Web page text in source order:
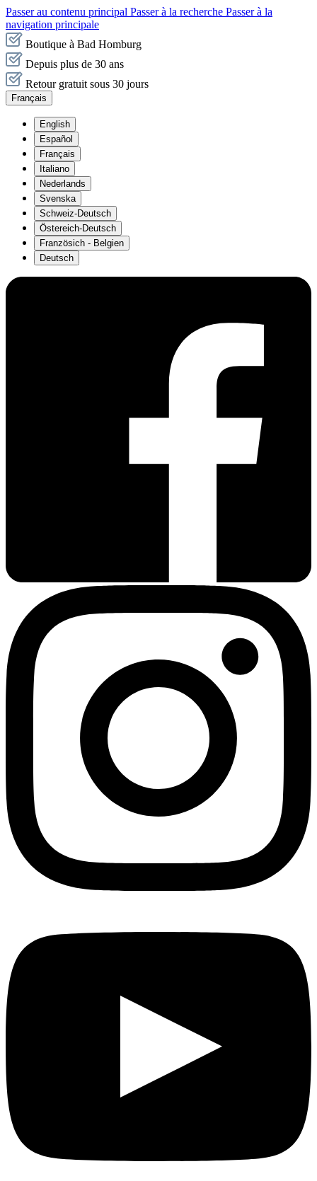
Passer au contenu principal Passer à la recherche Passer à la
navigation principale
Boutique à Bad Homburg
Depuis plus de 30 ans
Retour gratuit sous 30 jours
Français
English
Español
Français
Italiano
Nederlands
Svenska
Schweiz-Deutsch
Östereich-Deutsch
Französich - Belgien
Deutsch